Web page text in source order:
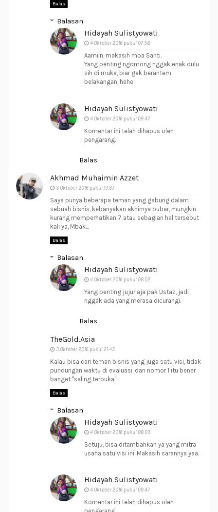
Balas
Balasan
Hidayah Sulistyowati
4 Oktober 2016 pukul 07.58
Aamiin, makasih mba Santi.
Yang penting ngomong nggak enak dulu
sih di muka, biar gak berantem
belakangan, hehe
Hidayah Sulistyowati
4 Oktober 2016 pukul 09.47
Komentar ini telah dihapus oleh
pengarang.
Balas
Akhmad Muhaimin Azzet
3 Oktober 2016 pukul 19.37
Saya punya beberapa teman yang gabung dalam
sebuah bisnis, kebanyakan akhirnya bubar, mungkin
kurang memperhatikan 7 atau sebagian hal tersebut
kali ya, Mbak...
Balas
Balasan
Hidayah Sulistyowati
4 Oktober 2016 pukul 08.02
Yang penting jujur aja pak Ustaz, jadi
nggak ada yang merasa dicurangi.
Balas
TheGold.Asia
3 Oktober 2016 pukul 21.43
Kalau bisa cari teman bisnis yang juga satu visi, tidak
pundungan waktu di evaluasi, dan nomor 1 itu bener
banget "saling terbuka".
Balas
Balasan
Hidayah Sulistyowati
4 Oktober 2016 pukul 08.03
Setuju, bisa ditambahkan ya yang mitra
usaha satu visi ini. Makasih sarannya yaa.
Hidayah Sulistyowati
4 Oktober 2016 pukul 09.47
Komentar ini telah dihapus oleh